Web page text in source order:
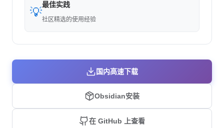
💡
最佳实践
社区精选的使用经验
国内高速下载
Obsidian安装
在 GitHub 上查看